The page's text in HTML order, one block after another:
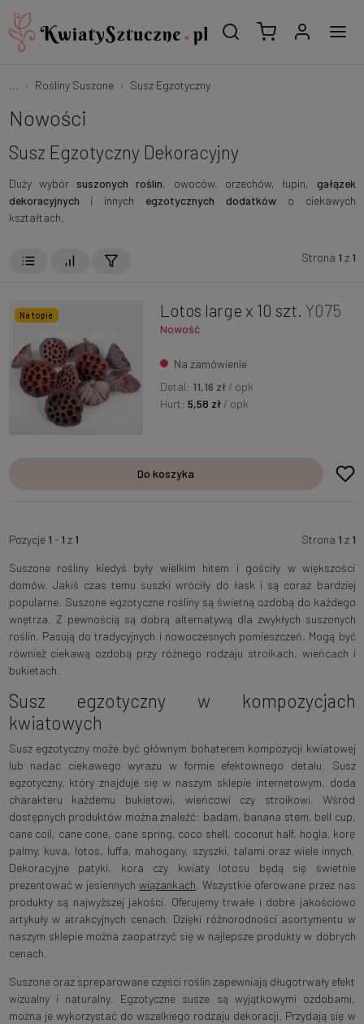
Rośliny Suszone Susz Egzotyczny
Nowości
Susz Egzotyczny Dekoracyjny
Duży wybór suszonych roślin, owoców, orzechów, łupin, gałązek
dekoracyjnych i innych egzotycznych dodatkówo ciekawych
kształtach.
Strona 1 z 1
Na topie Lotos large x 10 szt. Y075
Nowość
Na zamówienie
Detal: 11,16 zł / opk
Hurt:5,58 zł / opk
Do koszyka
Pozycje 1 - 1 z 1 Strona 1 z 1
Suszone rośliny kiedyś były wielkim hitem i gościły w większości
domów. Jakiś czas temu suszki wróciły do łask i są coraz bardziej
popularne. Suszone egzotyczne rośliny są świetną ozdobą do każdego
wnętrza. Z pewnością są dobrą alternatywą dla zwykłych suszonych
roślin. Pasują do tradycyjnych i nowoczesnych pomieszczeń. Mogą być
również ciekawą ozdobą przy różnego rodzaju stroikach, wieńcach i
bukietach.
Susz egzotyczny w kompozycjach
kwiatowych
Susz egzotyczny może być głównym bohaterem kompozycji kwiatowej
lub nadać ciekawego wyrazu w formie efektownego detalu. Susz
egzotyczny, który znajduje się w naszym sklepie internetowym, doda
charakteru każdemu bukietowi, wieńcowi czy stroikowi. Wśród
dostępnych produktów można znaleźć: badam, banana stem, bell cup,
cane coil, cane cone, cane spring, coco shell, coconut half, hogla, korę
palmy, kuva, lotos, luffa, mahogany, szyszki, talami oraz wiele innych.
Dekoracyjne patyki, kora czy kwiaty lotosu będą się świetnie
prezentować w jesiennychwiązankach . Wszystkie oferowane przez nas
produkty są najwyższej jakości. Oferujemy trwałe i dobre jakościowo
artykuły w atrakcyjnych cenach. Dzięki różnorodności asortymentu w
naszym sklepie można zaopatrzyć się w najlepsze produkty w dobrych
cenach.
Suszone oraz spreparowane części roślin zapewniają długotrwały efekt
wizualny i naturalny. Egzotyczne susze są wyjątkowymi ozdobami,
można je wykorzystać do wszelkiego rodzaju dekoracji. Przydają się w